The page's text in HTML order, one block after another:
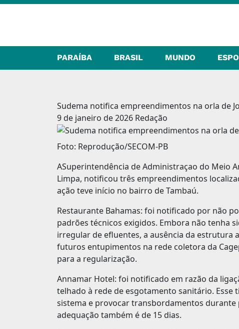
PARAÍBA BRASIL MUNDO
Sudema notifica empreendimentos na orla de
9 de janeiro de 2026 Redação
Foto: Reprodução/SECOM-PB
ASuperintendência de Administraçao do Meio
Limpa, notificou três empreendimentos
ação teve início no bairro de Tambaú.
Restaurante Bahamas: foi notificado por não
padrões técnicos exigidos. Embora não tenha
irregular de efluentes, a ausência da estrutura
futuros entupimentos na rede coletora da
para a regularização.
Annamar Hotel: foi notificado em razão da
telhado à rede de esgotamento sanitário. Esse
sistema e provocar transbordamentos
adequação também é de 15 dias.